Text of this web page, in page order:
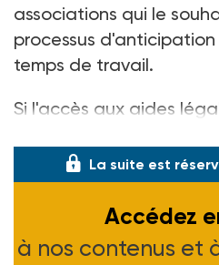
associations qui le
processus
temps de travail.
Si l'accès aux aides
La suite est
Accédez
à nos contenus et